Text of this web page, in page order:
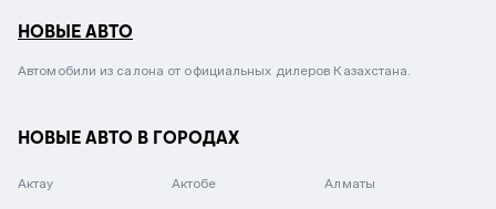
НОВЫЕ АВТО
Автомобили из салона от официальных дилеров Казахстана.
НОВЫЕ АВТО В ГОРОДАХ
Актау Актобе Алматы